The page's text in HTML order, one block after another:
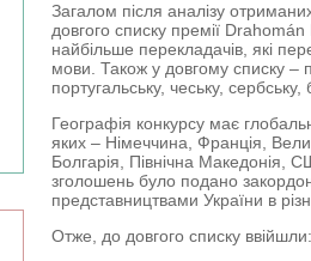
Загалом після аналізу
довгого списку премії
найбільше перекладачів, які
мови. Також у довгому списку –
португальську, чеську,
Географія конкурсу має
яких – Німеччина, Франція,
Болгарія, Північна Македонія,
зголошень було подано
представництвами України в
Отже, до довгого списку ввійшли: